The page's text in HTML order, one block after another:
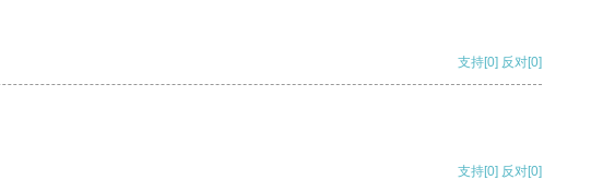
支持[0] 反对[0]
支持[0] 反对[0]